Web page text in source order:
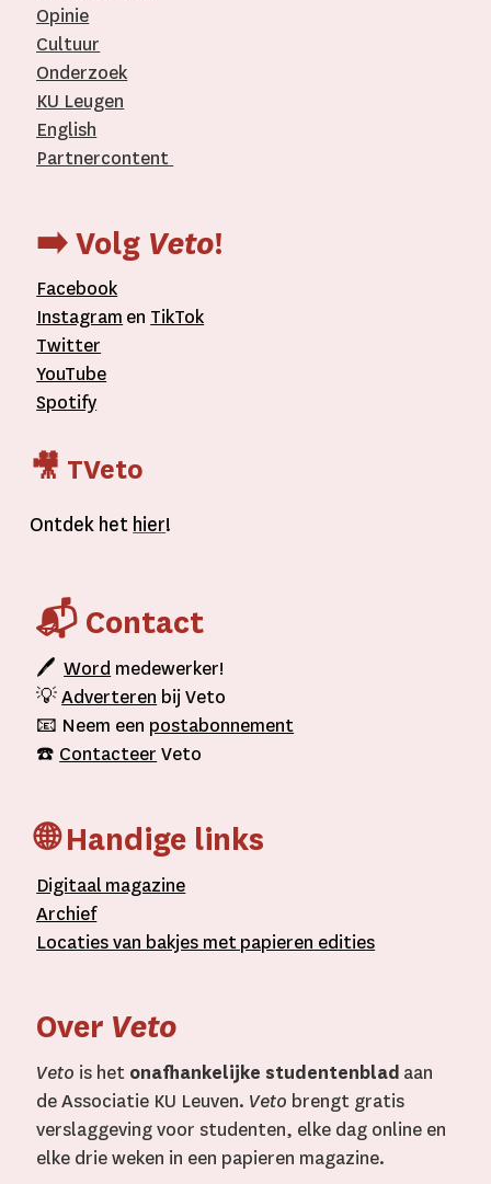
Opinie
Cultuur
Onderzoek
KU Leugen
English
Partnercontent
➡️ Volg Veto!
Facebook
Instagram en TikTok
Twitter
YouTube
Spotify
🎥 TVeto
Ontdek het hier!
📬 Contact
🖊Word medewerker!
💡Adverteren bij Veto
📧 Neem een postabonnement
☎️ Contacteer Veto
🌐 Handige links
Digitaal magazine
Archief
Locaties van bakjes metpapieren edities
Over Veto
Veto is het onafhankelijke studentenblad aan
de Associatie KU Leuven. Veto brengt gratis
verslaggeving voor studenten, elke dag online en
elke drie weken in een papieren magazine.